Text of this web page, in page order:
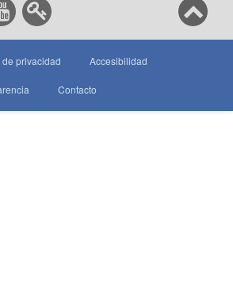
de privacidad Accesibilidad
Contacto